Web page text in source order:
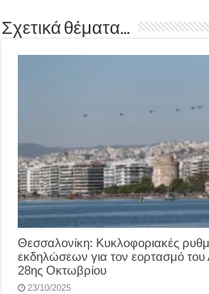
Σχετικά θέματα...
Θεσσαλονίκη: Κυκλοφοριακές
εκδηλώσεων για τον εορτασμό του
28ης Οκτωβρίου
23/10/2025